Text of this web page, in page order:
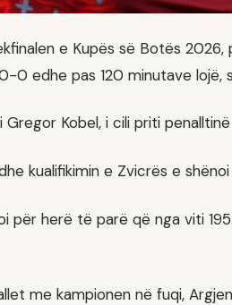
e Kupës së Botës
0 edhe pas 120 minutave lojë,
Kobel, i cili priti
kualifikimin e Zvicrës e shënoi
për herë të parë që nga viti
me kampionen në fuqi,